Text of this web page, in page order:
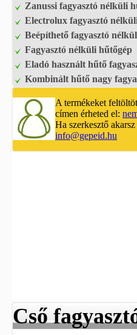
Zanussi fagyasztó nélküli
Electrolux fagyasztó
Beépíthető fagyasztó
Fagyasztó nélküli hűtőgép
Eladó használt hűtő
Kombinált hűtő nagy
A termékeket
címen érheted el:
Ha szerkesztő
info@gepeid.hu
Cső